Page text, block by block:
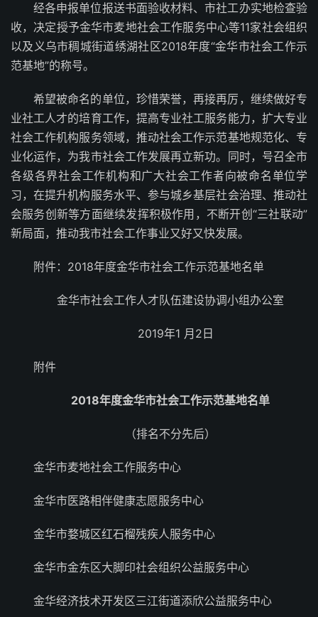
经各申报单位报送书面验收材料、市社工办实地检查验
收，决定授予金华市麦地社会工作服务中心等11家社会组织
以及义乌市稠城街道绣湖社区2018年度“金华市社会工作示
范基地”的称号。
希望被命名的单位，珍惜荣誉，再接再厉，继续做好专
业社工人才的培育工作，提高专业社工服务能力，扩大专业
社会工作机构服务领域，推动社会工作示范基地规范化、专
业化运作，为我市社会工作发展再立新功。同时，号召全市
各级各界社会工作机构和广大社会工作者向被命名单位学
习，在提升机构服务水平、参与城乡基层社会治理、推动社
会服务创新等方面继续发挥积极作用，不断开创“三社联动”
新局面，推动我市社会工作事业又好又快发展。
附件：2018年度金华市社会工作示范基地名单
金华市社会工作人才队伍建设协调小组办公室
2019年1 月2日
附件
2018年度金华市社会工作示范基地名单
（排名不分先后）
金华市麦地社会工作服务中心
金华市医路相伴健康志愿服务中心
金华市婺城区红石榴残疾人服务中心
金华市金东区大脚印社会组织公益服务中心
金华经济技术开发区三江街道添欣公益服务中心